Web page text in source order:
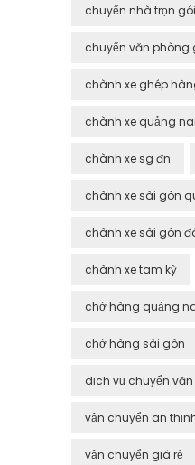
chuyển nhà trọn gói
chuyển văn phòng
chành xe ghép
chành xe quảng
chành xe sg đn
chành xe sài gòn
chành xe sài gòn
chành xe tam kỳ
chở hàng quảng
chở hàng sài gòn
dịch vụ chuyển
vận chuyển an
vận chuyển giá rẻ